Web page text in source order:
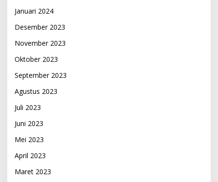
Januari 2024
Desember 2023
November 2023
Oktober 2023
September 2023
Agustus 2023
Juli 2023
Juni 2023
Mei 2023
April 2023
Maret 2023